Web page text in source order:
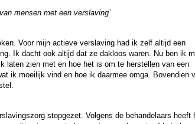
mensen met een verslaving’
Voor mijn actieve verslaving had ik zelf altijd een
Ik dacht ook altijd dat ze dakloos waren. Nu ben ik
laten zien met en hoe het is om te herstellen van een
ik moeilijk vind en hoe ik daarmee omga. Bovendien
stopgezet. Volgens de behandelaars heeft